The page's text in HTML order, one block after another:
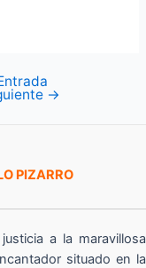
→
PIZARRO
a la maravillosa
situado en la